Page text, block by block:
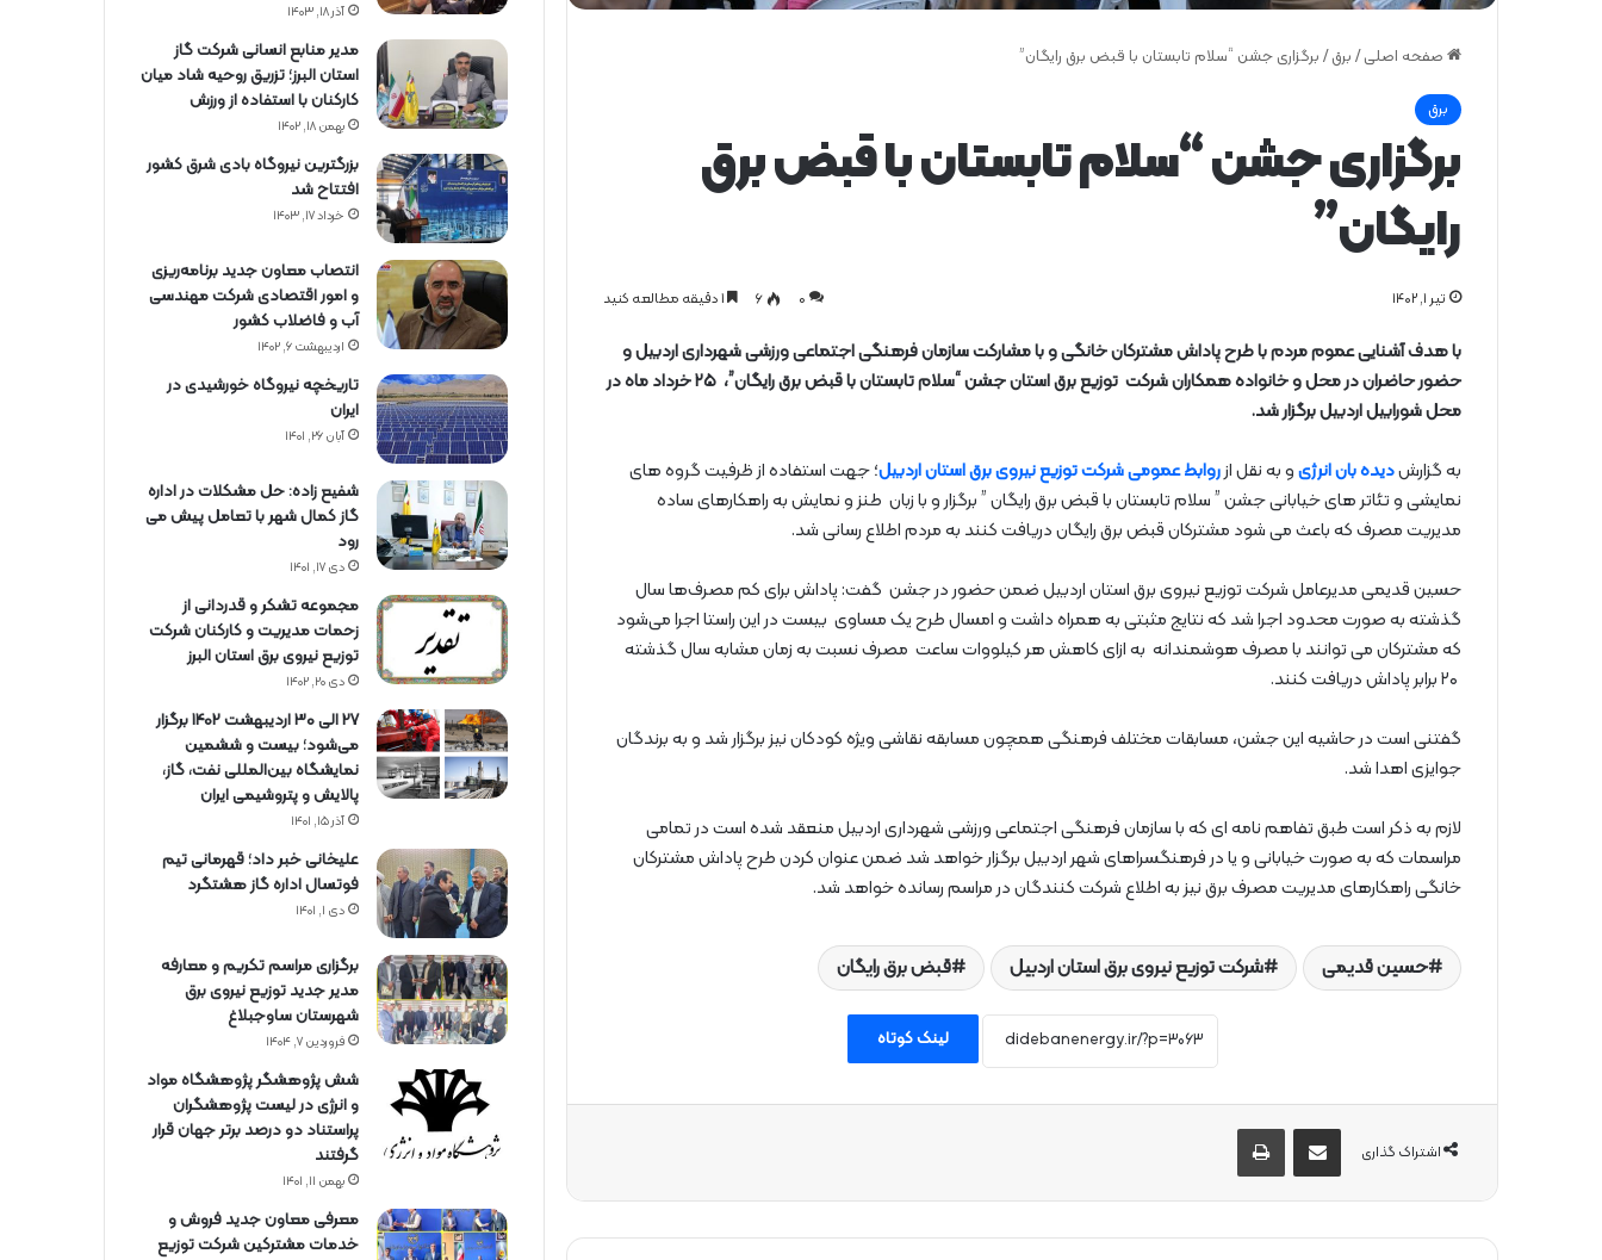
صفحه اصلی / برق / برگزاری جشن “سلام تابستان با قبض برق رایگان”
برق
برگزاری جشن “سلام تابستان با قبض برق
رایگان”
تیر ۱, ۱۴۰۲ 0 ۶
با هدف آشنایی عموم مردم با طرح پاداش مشترکان خانگی و با مشارکت سازمان فرهنگی اجتماعی ورزشی شهرداری اردبیل و
حضور حاضران در محل و خانواده همکاران شرکت توزیع برق استان جشن “سلام تابستان با قبض برق رایگان”، ۲۵ خرداد ماه در
محل شورابیل اردبیل برگزار شد.
به گزارشدیده بان انرژیو به نقل ازروابط عمومی شرکت توزیع نیروی برق استان اردبیل؛ جهت استفاده از ظرفیت گروه های
نمایشی و تئاتر های خیابانی جشن ” سلام تابستان با قبض برق رایگان ” برگزار و با زبان طنز و نمایش به راهکارهای ساده
مدیریت مصرف که باعث می شود مشترکان قبض برق رایگان دریافت کنند به مردم اطلاع رسانی شد.
حسین قدیمی مدیرعامل شرکت توزیع نیروی برق استان اردبیل ضمن حضور در جشن گفت: پاداش برای کم مصرف‌ها سال
گذشته به صورت محدود اجرا شد که نتایج مثبتی به همراه داشت و امسال طرح یک مساوی بیست در این راستا اجرا می‌شود
که مشترکان می توانند با مصرف هوشمندانه به ازای کاهش هر کیلووات ساعت مصرف نسبت به زمان مشابه سال گذشته
گفتنی است در حاشیه این جشن، مسابقات مختلف فرهنگی همچون مسابقه نقاشی ویژه کودکان نیز برگزار شد و به برندگان
جوایزی اهدا شد.
لازم به ذکر است طبق تفاهم نامه ای که با سازمان فرهنگی اجتماعی ورزشی شهرداری اردبیل منعقد شده است در تمامی
مراسمات که به صورت خیابانی و یا در فرهنگسراهای شهر اردبیل برگزار خواهد شد ضمن عنوان کردن طرح پاداش مشترکان
خانگی راهکارهای مدیریت مصرف برق نیز به اطلاع شرکت کنندگان در مراسم رسانده خواهد شد.
حسین قدیمی شرکت توزیع نیروی برق استان اردبیل قبض برق رایگان
لینک کوتاه
اشتراک گذاری
از طریق ایمیل به اشتراک بگذارید
آذر ۱۸, ۱۴۰۳
مدیر منابع انسانی شرکت گاز
استان البرز؛ تزریق روحیه شاد میان
کارکنان با استفاده از ورزش
بهمن ۱۸, ۱۴۰۲
بزرگترین نیروگاه بادی شرق کشور
افتتاح شد
خرداد ۱۷, ۱۴۰۳
انتصاب معاون جدید برنامه‌ریزی
و امور اقتصادی شرکت مهندسی
آب و فاضلاب کشور
اردیبهشت ۶, ۱۴۰۲
تاریخچه نیروگاه خورشیدی در
ایران
آبان ۲۶, ۱۴۰۱
شفیع زاده: حل مشکلات در اداره
گاز کمال شهر با تعامل پیش می
رود
دی ۱۷, ۱۴۰۱
مجموعه تشکر و قدردانی از
زحمات مدیریت و کارکنان شرکت
توزیع نیروی برق استان البرز
دی ۲۰, ۱۴۰۲
27 الی 30 اردیبهشت 1402 برگزار
می‌شود؛ بیست و ششمین
نمایشگاه بین‌المللی نفت، گاز،
پالایش و پتروشیمی ایران
آذر ۱۵, ۱۴۰۱
علیخانی خبر داد؛ قهرمانی تیم
فوتسال اداره گاز هشتگرد
دی ۱, ۱۴۰۱
برگزاری مراسم تكریم و معارفه
مدیر جدید توزیع نیروی برق
شهرستان ساوجبلاغ
فروردین ۷, ۱۴۰۴
شش پژوهشگر پژوهشگاه مواد
و انرژی در لیست پژوهشگران
پراستناد دو درصد برتر جهان قرار
گرفتند
بهمن ۱۱, ۱۴۰۱
معرفی معاون جدید فروش و
خدمات مشتركین شركت توزیع